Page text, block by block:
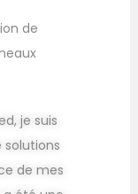
de
je suis
de mes